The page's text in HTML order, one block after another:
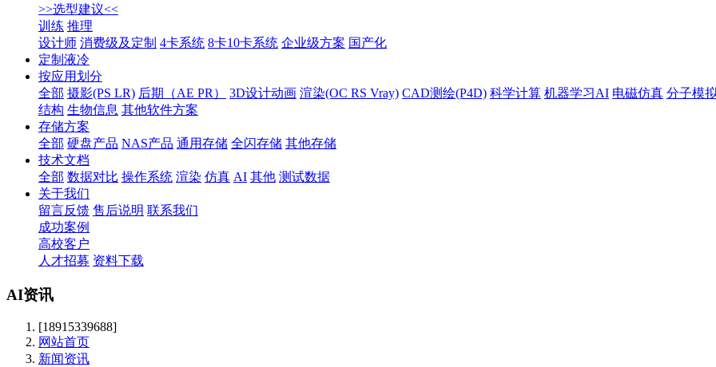
>>选型建议<<
训练 推理
设计师 消费级及定制 4卡系统 8卡10卡系统 企业级方案 国产化
定制液冷
按应用划分
全部 摄影(PS LR) 后期（AE PR） 3D设计动画 渲染(OC RS Vray) CAD测绘(P4D) 科学计算 机器学习AI 电磁仿真 分子模
结构 生物信息 其他软件方案
存储方案
全部 硬盘产品 NAS产品 通用存储 全闪存储 其他存储
技术文档
全部 数据对比 操作系统 渲染 仿真 AI 其他 测试数据
关于我们
留言反馈 售后说明 联系我们
成功案例
高校客户
人才招募 资料下载
AI资讯
[18915339688]
网站首页
新闻资讯